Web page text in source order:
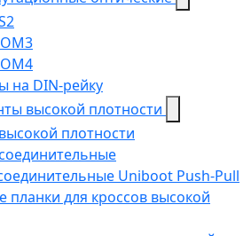
на DIN-рейку
высокой плотности
плотности
Uniboot Push-Pull
планки для кроссов высокой